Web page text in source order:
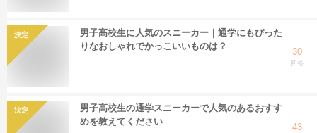
決定
男子高校生に人気のスニーカー｜通学にもぴった
りなおしゃれでかっこいいものは？
30
回答
決定
男子高校生の通学スニーカーで人気のあるおすす
めを教えてください
43